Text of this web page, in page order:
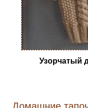
Узорчатый